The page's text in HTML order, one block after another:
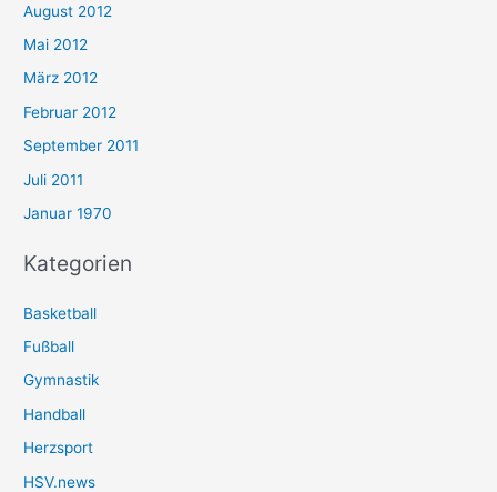
August 2012
Mai 2012
März 2012
Februar 2012
September 2011
Juli 2011
Januar 1970
Kategorien
Basketball
Fußball
Gymnastik
Handball
Herzsport
HSV.news